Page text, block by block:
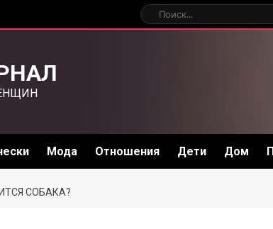
Мода Отношения Дети Дом
СОБАКА?